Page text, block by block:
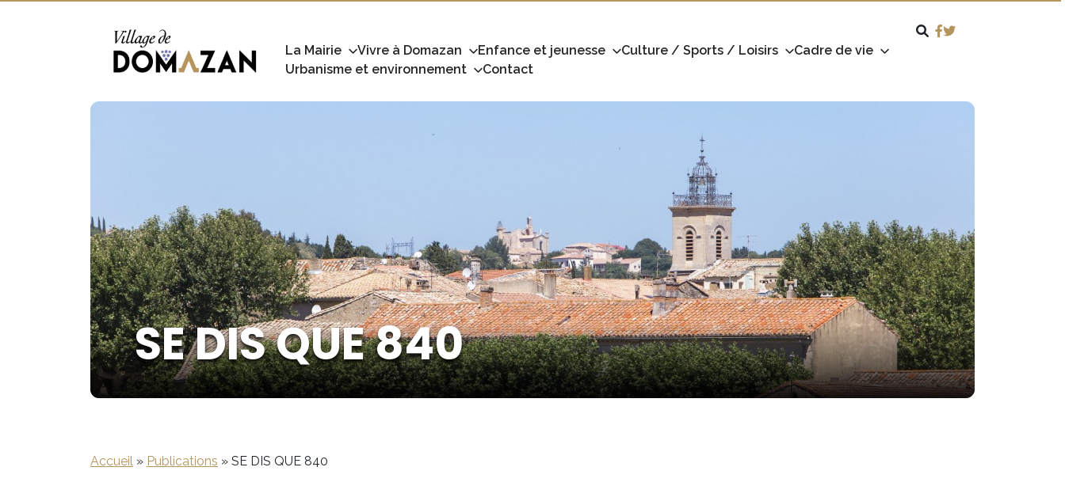
La Mairie Vivre à Domazan Enfance et jeunesse Culture / Sports / Loisirs
Cadre de vie
Urbanisme et environnement
Contact
SE DIS QUE 840
Accueil » Publications » SE DIS QUE 840